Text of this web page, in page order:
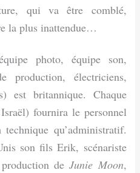
qui va être comblé,
la plus inattendue…
photo, équipe son,
production, électriciens,
est britannique. Chaque
fournira le personnel
qu’administratif.
son fils Erik, scénariste
deJunie Moon,